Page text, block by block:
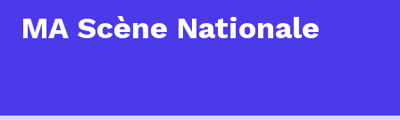
MA Scène Nationale